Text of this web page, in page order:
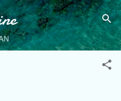
principal